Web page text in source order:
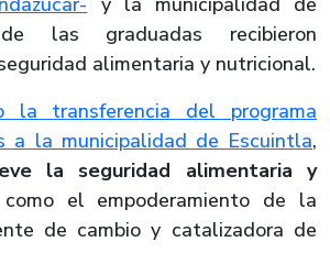
las graduadas recibieron
alimentaria y nutricional.
la transferencia del programa
a la municipalidad de Escuintla,
la seguridad alimentaria y
el empoderamiento de la
de cambio y catalizadora de